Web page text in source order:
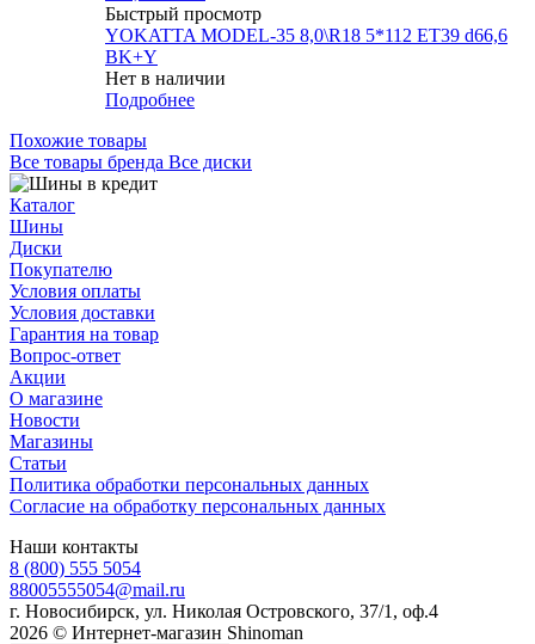
Быстрый просмотр
YOKATTA MODEL-35 8,0\R18 5*112 ET39 d66,6
BK+Y
Нет в наличии
Подробнее
Похожие товары
Все товары бренда Все диски
Каталог
Шины
Диски
Покупателю
Условия оплаты
Условия доставки
Гарантия на товар
Вопрос-ответ
Акции
О магазине
Новости
Магазины
Статьи
Политика обработки персональных данных
Согласие на обработку персональных данных
Наши контакты
8 (800) 555 5054
88005555054@mail.ru
г. Новосибирск, ул. Николая Островского, 37/1, оф.4
2026 © Интернет-магазин Shinoman